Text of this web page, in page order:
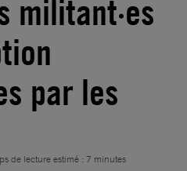
militant·es
par les
de lecture estimé : 7 minutes